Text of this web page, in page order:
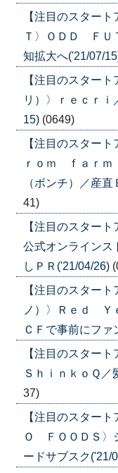
【注目のスター
Ｔ〉ＯＤＤ ＦＵ
知拡大へ('21/07/
【注目のスター
リ）〉ｒｅｃｒ
15) (0649)
【注目のスター
ｒｏｍ ｆａｒ
（ボンチ）／産
41)
【注目のスター
公式オンラインス
しＰＲ('21/04/26)
【注目のスター
ノ）〉Ｒｅｄ
ＣＦで事前にファ
【注目のスター
ＳｈｉｎｋｏＱ
37)
【注目のスター
Ｏ ＦＯＯＤＳ〉
ードサブスク('21/